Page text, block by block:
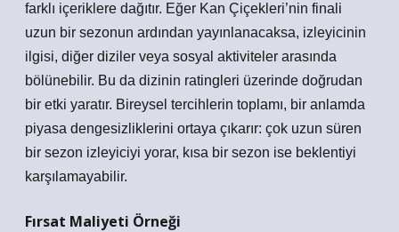
farklı içeriklere dağıtır. Eğer Kan Çiçekleri’nin finali
uzun bir sezonun ardından yayınlanacaksa, izleyicinin
ilgisi, diğer diziler veya sosyal aktiviteler arasında
bölünebilir. Bu da dizinin ratingleri üzerinde doğrudan
bir etki yaratır. Bireysel tercihlerin toplamı, bir anlamda
piyasa dengesizliklerini ortaya çıkarır: çok uzun süren
bir sezon izleyiciyi yorar, kısa bir sezon ise beklentiyi
karşılamayabilir.
Fırsat Maliyeti Örneği